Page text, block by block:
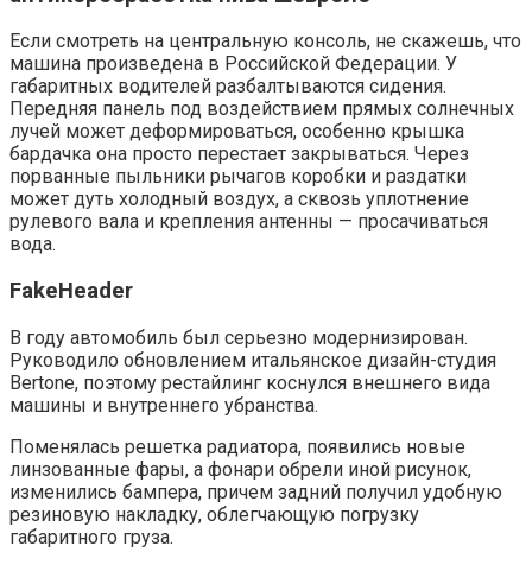
Если смотреть на центральную консоль, не скажешь, что
машина произведена в Российской Федерации. У
габаритных водителей разбалтываются сидения.
Передняя панель под воздействием прямых солнечных
лучей может деформироваться, особенно крышка
бардачка она просто перестает закрываться. Через
порванные пыльники рычагов коробки и раздатки
может дуть холодный воздух, а сквозь уплотнение
рулевого вала и крепления антенны — просачиваться
вода.
FakeHeader
В году автомобиль был серьезно модернизирован.
Руководило обновлением итальянское дизайн-студия
Bertone, поэтому рестайлинг коснулся внешнего вида
машины и внутреннего убранства.
Поменялась решетка радиатора, появились новые
линзованные фары, а фонари обрели иной рисунок,
изменились бампера, причем задний получил удобную
резиновую накладку, облегчающую погрузку
габаритного груза.